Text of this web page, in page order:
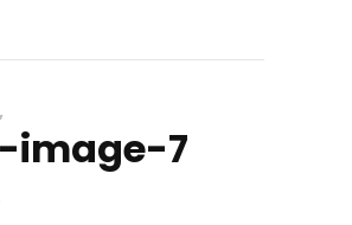
image-7